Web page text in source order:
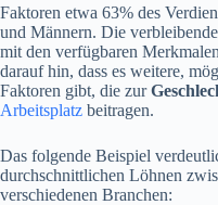
Faktoren etwa 63% des
und Männern. Die
mit den verfügbaren
darauf hin, dass es weitere,
Faktoren gibt, die zur
Arbeitsplatz beitragen.
Das folgende Beispiel
durchschnittlichen Löhnen
verschiedenen Branchen: